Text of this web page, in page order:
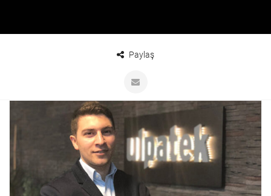
Paylaş